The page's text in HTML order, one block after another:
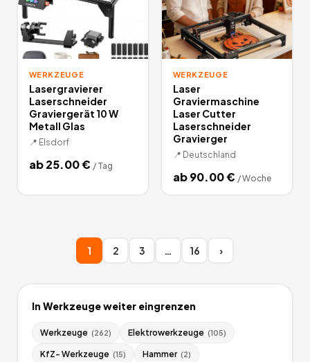
WERKZEUGE
Lasergravierer
Laserschneider
Graviergerät 10 W
Metall Glas
📍 Elsdorf
ab25.00€ / Tag
WERKZEUGE
Laser
Graviermaschine
Laser Cutter
Laserschneider
Gravierger
📍 Deutschland
ab90.00€ /Woche
1 2 3 … 16 ›
In Werkzeugeweiter eingrenzen
Werkzeuge (262) Elektrowerkzeuge (105)
KfZ- Werkzeuge (15) Hammer (2)